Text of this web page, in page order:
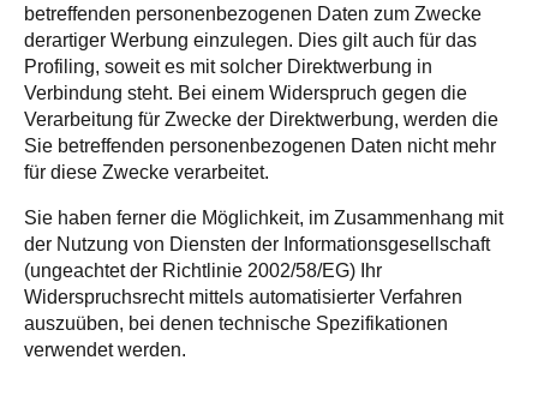
betreffenden personenbezogenen Daten zum Zwecke
derartiger Werbung einzulegen. Dies gilt auch für das
Profiling, soweit es mit solcher Direktwerbung in
Verbindung steht. Bei einem Widerspruch gegen die
Verarbeitung für Zwecke der Direktwerbung, werden die
Sie betreffenden personenbezogenen Daten nicht mehr
für diese Zwecke verarbeitet.
Sie haben ferner die Möglichkeit, im Zusammenhang mit
der Nutzung von Diensten der Informationsgesellschaft
(ungeachtet der Richtlinie 2002/58/EG) Ihr
Widerspruchsrecht mittels automatisierter Verfahren
auszuüben, bei denen technische Spezifikationen
verwendet werden.